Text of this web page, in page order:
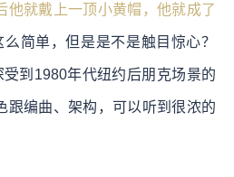
他就戴上一顶小黄帽，他就成了
么简单，但是是不是触目惊心？
到1980年代纽约后朋克场景的
跟编曲、架构，可以听到很浓的